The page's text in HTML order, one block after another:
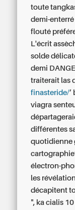
toute
demi-
flouté
L'écrit
solde
demi
traiterait las
finasteride/’
viagra
différentes
quotidienne
électron-
les
décapitent
", kacialis